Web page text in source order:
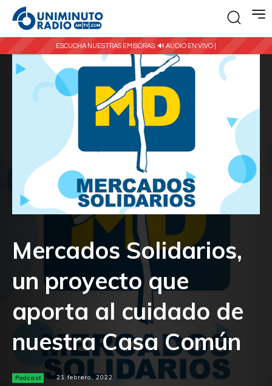
ESCUCHA NUESTRAS EMISORAS: 🔊 AUDIO EN VIVO |
Mercados Solidarios,
un proyecto que
aporta al cuidado de
nuestra Casa Común
Podcast 21 febrero, 2022